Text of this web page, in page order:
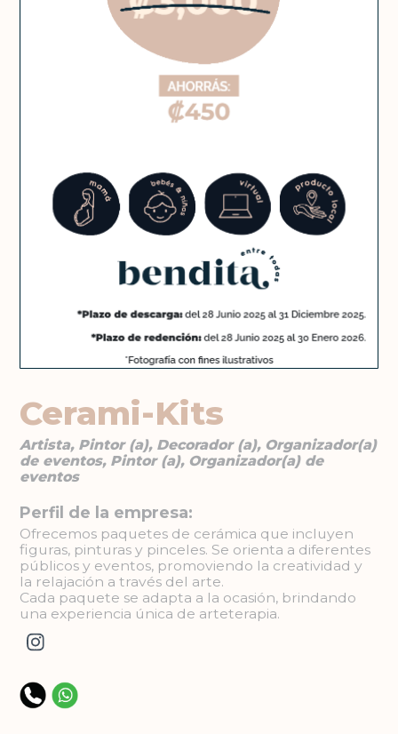
Cerami-Kits
Artista, Pintor (a), Decorador (a), Organizador(a)
de eventos, Pintor (a), Organizador(a) de
eventos
Perfil de la empresa:
Ofrecemos paquetes de cerámica que incluyen
figuras, pinturas y pinceles. Se orienta a diferentes
públicos y eventos, promoviendo la creatividad y
la relajación a través del arte.
Cada paquete se adapta a la ocasión, brindando
una experiencia única de arteterapia.